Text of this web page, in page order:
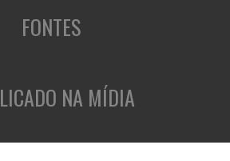
FONTES
NA MÍDIA